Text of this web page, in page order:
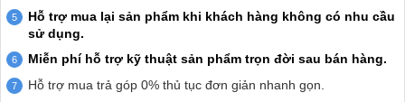
Hỗ trợ mua lại sản phẩm khi khách hàng không có nhu cầu
sử dụng.
Miễn phí hỗ trợ kỹ thuật sản phẩm trọn đời sau bán hàng.
Hỗ trợ mua trả góp 0% thủ tục đơn giản nhanh gọn.